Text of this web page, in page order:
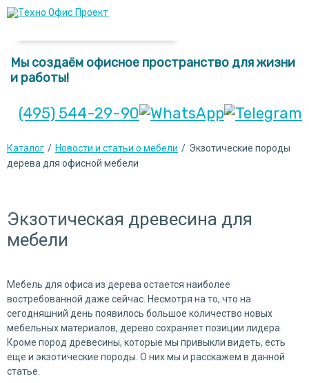
Мы создаём офисное пространство для жизни
и работы!
(495) 544-29-90
Каталог / Новости и статьи о мебели / Экзотические породы
дерева для офисной мебели
Экзотическая древесина для
мебели
Мебель для офиса из дерева остается наиболее
востребованной даже сейчас. Несмотря на то, что на
сегодняшний день появилось большое количество новых
мебельных материалов, дерево сохраняет позиции лидера.
Кроме пород древесины, которые мы привыкли видеть, есть
еще и экзотические породы. О них мы и расскажем в данной
статье.